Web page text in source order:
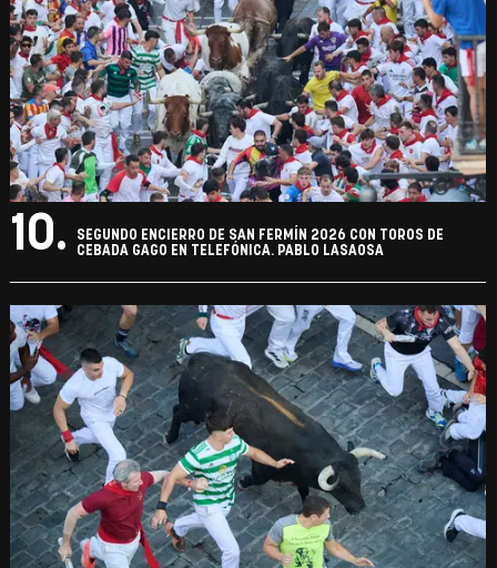
10.
SEGUNDO ENCIERRO DE SAN FERMÍN 2026 CON TOROS DE
CEBADA GAGO EN TELEFÓNICA. PABLO LASAOSA